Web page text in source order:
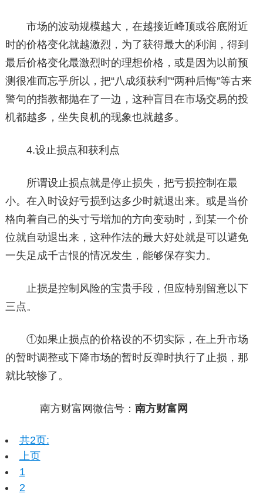
市场的波动规模越大，在越接近峰顶或谷底附近
时的价格变化就越激烈，为了获得最大的利润，得到
最后价格变化最激烈时的理想价格，或是因为以前预
测很准而忘乎所以，把“八成须获利”“两种后悔”等古来
警句的指教都抛在了一边，这种盲目在市场交易的投
机都越多，坐失良机的现象也就越多。
4.设止损点和获利点
所谓设止损点就是停止损失，把亏损控制在最
小。在入时设好亏损到达多少时就退出来。或是当价
格向着自己的头寸亏增加的方向变动时，到某一个价
位就自动退出来，这种作法的最大好处就是可以避免
一失足成千古恨的情况发生，能够保存实力。
止损是控制风险的宝贵手段，但应特别留意以下
三点。
①如果止损点的价格设的不切实际，在上升市场
的暂时调整或下降市场的暂时反弹时执行了止损，那
就比较惨了。
南方财富网微信号： 南方财富网
共2页:
上页
1
2